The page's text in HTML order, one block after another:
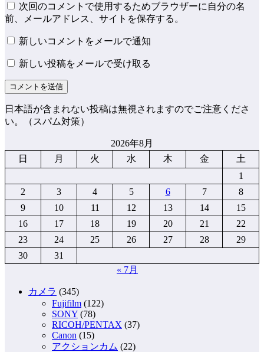
次回のコメントで使用するためブラウザーに自分の名
前、メールアドレス、サイトを保存する。
新しいコメントをメールで通知
新しい投稿をメールで受け取る
日本語が含まれない投稿は無視されますのでご注意くださ
い。（スパム対策）
2026年8月
日
月 火 水 木 金
土
1
2
3 4 5 6 7
8
9
10 11 12 13 14
15
16
17 18 19 20 21
22
23
24 25 26 27 28
29
30
31
« 7月
カメラ (345)
Fujifilm (122)
SONY (78)
RICOH/PENTAX (37)
Canon (15)
アクションカム (22)